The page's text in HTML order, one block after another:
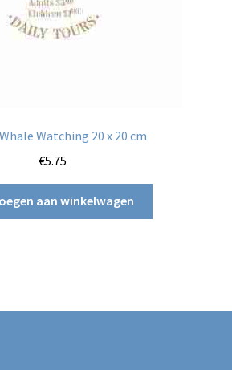
Watching 20 x 20 cm
€5.75
aan winkelwagen